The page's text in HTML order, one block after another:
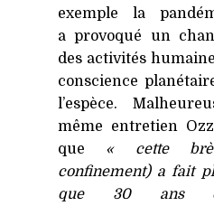
exemple la
a provoqué un
des activités
conscience
l’espèce.
même entretien
que « cette
confinement) a fait
que 30 ans